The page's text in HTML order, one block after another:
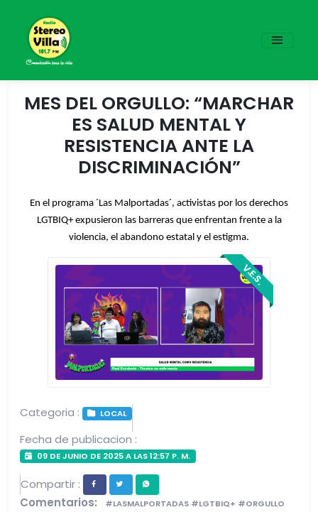
MES DEL ORGULLO: “MARCHAR
ES SALUD MENTAL Y
RESISTENCIA ANTE LA
DISCRIMINACIÓN”
En el programa ´Las Malportadas´, activistas por los derechos
LGTBIQ+ expusieron las barreras que enfrentan frente a la
violencia, el abandono estatal y el estigma.
V.E.S.
Categoria : LOCAL
Fecha de publicacion :
09 DE JUNIO DE 2025 A LAS 12:57 P. M.
Compartir :
Comentarios:
#LASMALPORTADAS #LGTBIQ+ #ORGULLO